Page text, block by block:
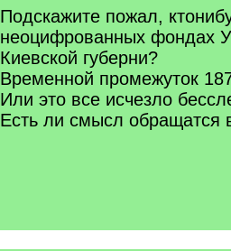
Подскажите пожал,
неоцифрованных фондах
Киевской губерни?
Временной промежуток
Или это все исчезло
Есть ли смысл обращатся